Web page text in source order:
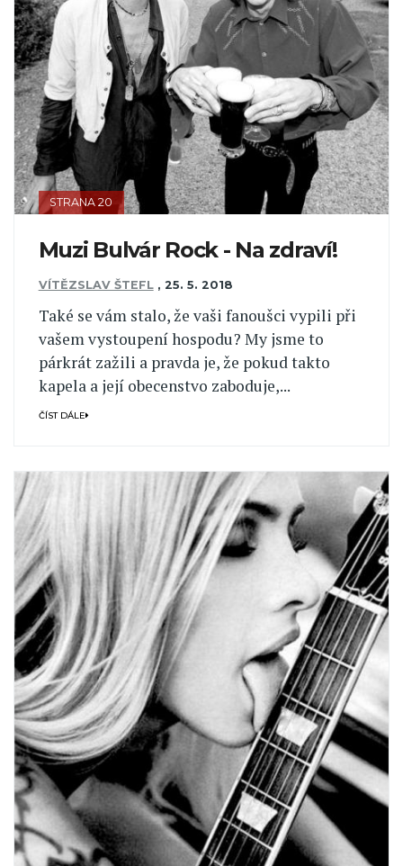
STRANA 20
Muzi Bulvár Rock - Na zdraví!
VÍTĚZSLAV ŠTEFL , 25. 5. 2018
Také se vám stalo, že vaši fanoušci vypili při
vašem vystoupení hospodu? My jsme to
párkrát zažili a pravda je, že pokud takto
kapela a její obecenstvo zaboduje,...
ČÍST DÁLE